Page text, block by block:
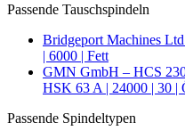
Passende Tauschspindeln
Bridgeport Machines
| 6000 | Fett
GMN GmbH – HCS
HSK 63 A | 24000 | 30 |
Passende Spindeltypen